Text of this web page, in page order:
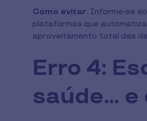
Como evitar: Informe-se
plataformas que
aproveitamento total das
Erro 4:
saúde...